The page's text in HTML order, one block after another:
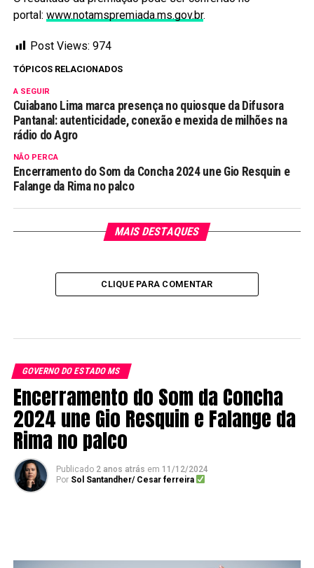
portal: www.notamspremiada.ms.gov.br.
Post Views: 974
TÓPICOS RELACIONADOS
A SEGUIR
Cuiabano Lima marca presença no quiosque da Difusora
Pantanal: autenticidade, conexão e mexida de milhões na
rádio do Agro
NÃO PERCA
Encerramento do Som da Concha 2024 une Gio Resquin e
Falange da Rima no palco
MAIS DESTAQUES
CLIQUE PARA COMENTAR
GOVERNO DO ESTADO MS
Encerramento do Som da Concha
2024 une Gio Resquin e Falange da
Rima no palco
Publicado 2 anos atrás em 11/12/2024
Por Sol Santandher/ Cesar ferreira